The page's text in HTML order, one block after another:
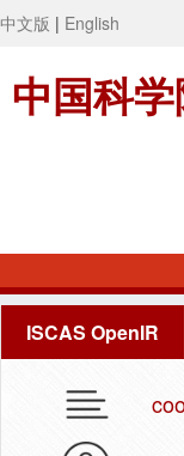
中文版 | English
中国科
ISCAS OpenIR